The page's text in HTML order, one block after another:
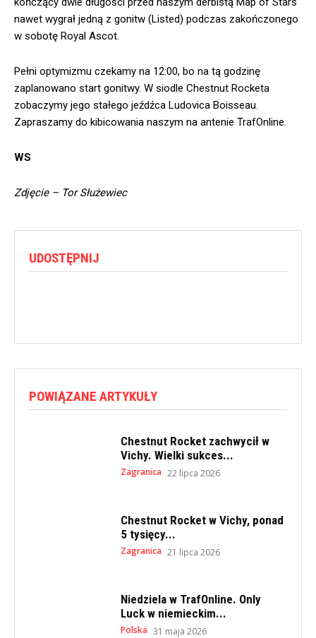
nawet wygrał jedną z gonitw (Listed) podczas zakończonego
w sobotę Royal Ascot.
Pełni optymizmu czekamy na 12:00, bo na tą godzinę
zaplanowano start gonitwy. W siodle Chestnut Rocketa
zobaczymy jego stałego jeźdźca Ludovica Boisseau.
Zapraszamy do kibicowania naszym na antenie TrafOnline.
WS
Zdjęcie – Tor Służewiec
UDOSTĘPNIJ
POWIĄZANE ARTYKUŁY
Chestnut Rocket zachwycił w
Vichy. Wielki sukces...
Zagranica 22 lipca 2026
Chestnut Rocket w Vichy, ponad
5 tysięcy...
Zagranica 21 lipca 2026
Niedziela w TrafOnline. Only
Luck w niemieckim...
Polska 31 maja 2026